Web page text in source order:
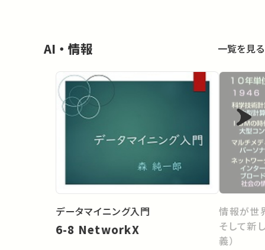
AI・情報 一覧を見る
データマイニング入門
6-8 NetworkX
情報が世
そして新
義）